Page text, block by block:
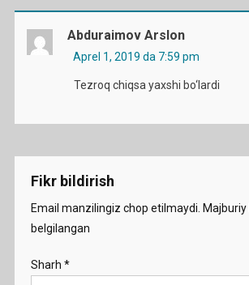
Abduraimov Arslon
Aprel 1, 2019 da 7:59 pm
Tezroq chiqsa yaxshi bo‘lardi
Fikr bildirish
Email manzilingiz chop etilmaydi.
belgilangan
Sharh *